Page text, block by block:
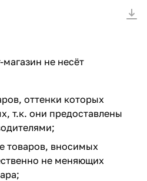
не несёт
оттенки которых
т.к. они предоставлены
товаров, вносимых
не меняющих